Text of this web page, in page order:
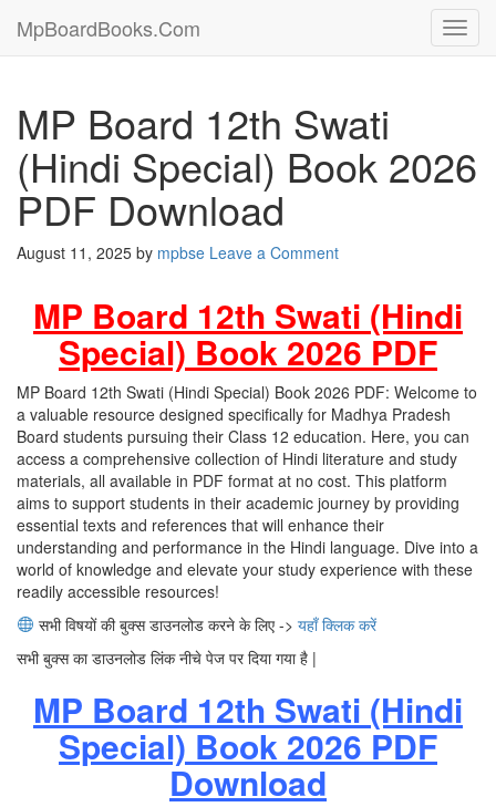
MpBoardBooks.Com
MP Board 12th Swati
(Hindi Special) Book 2026
PDF Download
August 11, 2025 by mpbse Leave a Comment
MP Board 12th Swati (Hindi
Special) Book 2026 PDF
MP Board 12th Swati (Hindi Special) Book 2026 PDF: Welcome to
a valuable resource designed specifically for Madhya Pradesh
Board students pursuing their Class 12 education. Here, you can
access a comprehensive collection of Hindi literature and study
materials, all available in PDF format at no cost. This platform
aims to support students in their academic journey by providing
essential texts and references that will enhance their
understanding and performance in the Hindi language. Dive into a
world of knowledge and elevate your study experience with these
readily accessible resources!
सभी विषयों की बुक्स डाउनलोड करने के लिए -> यहाँ क्लिक करें
सभी बुक्स का डाउनलोड लिंक नीचे पेज पर दिया गया है |
MP Board 12th Swati (Hindi
Special) Book 2026 PDF
Download